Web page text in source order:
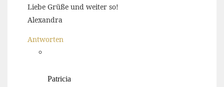
Liebe Grüße und weiter so!
Alexandra
Antworten
Patricia